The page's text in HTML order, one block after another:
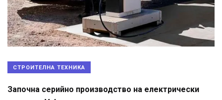
СТРОИТЕЛНА ТЕХНИКА
Започна серийно производство на електрически